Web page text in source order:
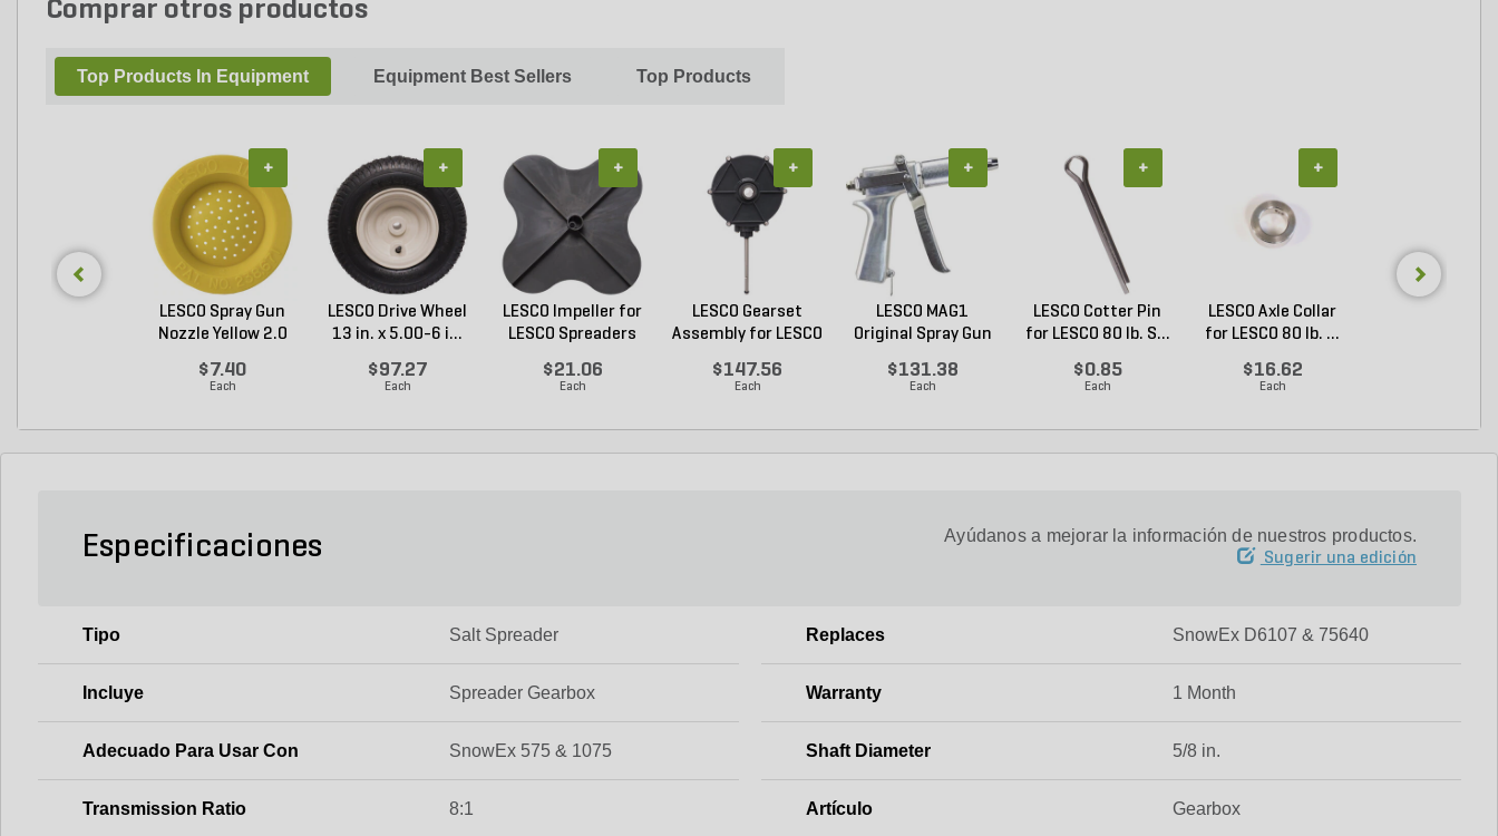
Comprar otros productos
Top Products In Equipment Equipment Best Sellers Top Products
LESCO Spray Gun
Nozzle Yellow 2.0
$7.40
Each
+
LESCO Drive Wheel
13 in. x 5.00-6 i...
$97.27
Each
+
LESCO Impeller for
LESCO Spreaders
$21.06
Each
+
LESCO Gearset
Assembly for LESCO
$147.56
Each
+
LESCO MAG1
Original Spray Gun
$131.38
Each
+
LESCO Cotter Pin
for LESCO 80 lb. S...
$0.85
Each
+
LESCO Axle Collar
for LESCO 80 lb. ...
$16.62
Each
+
Especificaciones Ayúdanos a mejorar la información de nuestros productos.
Sugerir una edición
Tipo Salt Spreader Replaces SnowEx D6107 & 75640
Incluye Spreader Gearbox Warranty 1 Month
Adecuado Para Usar Con SnowEx 575 & 1075 Shaft Diameter 5/8 in.
Transmission Ratio 8:1 Artículo Gearbox